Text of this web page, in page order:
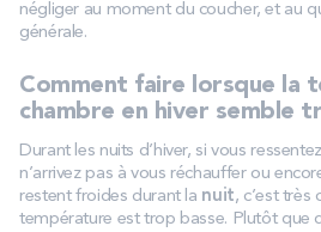
négliger au moment du coucher, et au
générale.
Comment faire lorsque la
chambre en hiver semble
Durant les nuits d’hiver, si vous
n’arrivez pas à vous réchauffer ou
restent froides durant la nuit, c’est très
température est trop basse. Plutôt que